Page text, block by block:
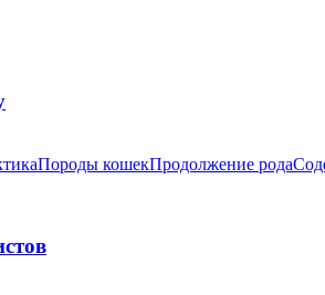
Породы кошекПродолжение рода